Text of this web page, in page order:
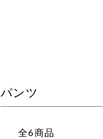
パンツ
全6商品